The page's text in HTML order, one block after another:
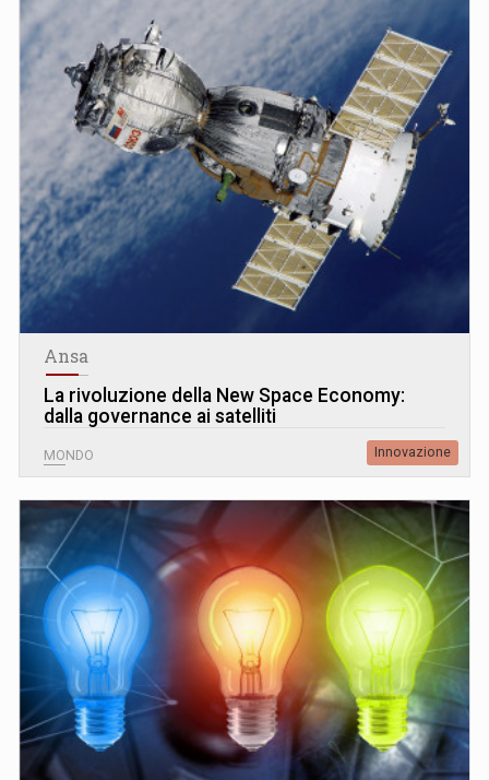
Ansa
La rivoluzione della New Space Economy:
dalla governance ai satelliti
MONDO Innovazione